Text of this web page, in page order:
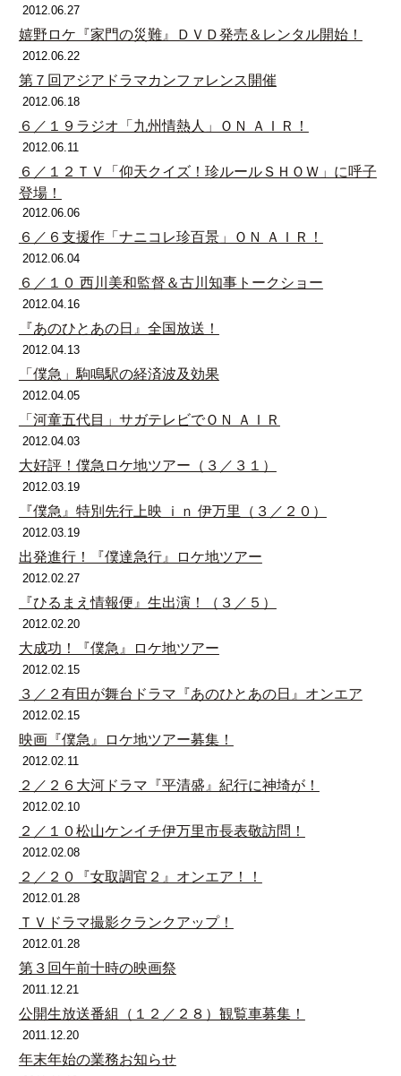
2012.06.27
嬉野ロケ『家門の災難』ＤＶＤ発売＆レンタル開始！
2012.06.22
第７回アジアドラマカンファレンス開催
2012.06.18
６／１９ラジオ「九州情熱人」ＯＮ ＡＩＲ！
2012.06.11
６／１２ＴＶ「仰天クイズ！珍ルールＳＨＯＷ」に呼子
登場！
2012.06.06
６／６支援作「ナニコレ珍百景」ＯＮ ＡＩＲ！
2012.06.04
６／１０ 西川美和監督＆古川知事トークショー
2012.04.16
『あのひとあの日』全国放送！
2012.04.13
「僕急」駒鳴駅の経済波及効果
2012.04.05
「河童五代目」サガテレビでＯＮ ＡＩＲ
2012.04.03
大好評！僕急ロケ地ツアー（３／３１）
2012.03.19
『僕急』特別先行上映 ｉｎ 伊万里（３／２０）
2012.03.19
出発進行！『僕達急行』ロケ地ツアー
2012.02.27
『ひるまえ情報便』生出演！（３／５）
2012.02.20
大成功！『僕急』ロケ地ツアー
2012.02.15
３／２有田が舞台ドラマ『あのひとあの日』オンエア
2012.02.15
映画『僕急』ロケ地ツアー募集！
2012.02.11
２／２６大河ドラマ『平清盛』紀行に神埼が！
2012.02.10
２／１０松山ケンイチ伊万里市長表敬訪問！
2012.02.08
２／２０『女取調官２』オンエア！！
2012.01.28
ＴＶドラマ撮影クランクアップ！
2012.01.28
第３回午前十時の映画祭
2011.12.21
公開生放送番組（１２／２８）観覧車募集！
2011.12.20
年末年始の業務お知らせ